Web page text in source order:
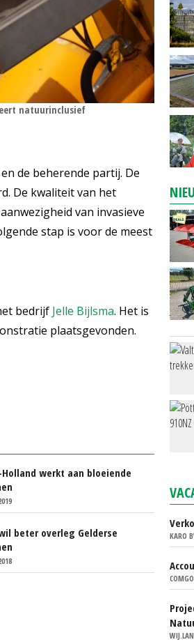
natuurinclusief
de beherende partij. De
De kwaliteit van het
van invasieve
stap is voor de meest
bedrijf Jelle Bijlsma. Het is
plaatsgevonden.
werkt aan bloeiende
beter overleg Gelderse
KARO